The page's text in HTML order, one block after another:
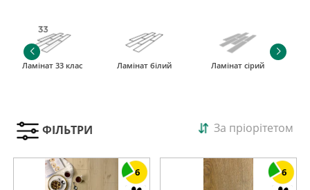
Ламінат 33 клас Ламінат білий Ламінат сірий
ФІЛЬТРИ За пріорітетом
6 6